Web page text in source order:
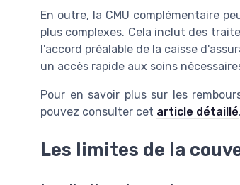
En outre, la CMU complémentaire
plus complexes. Cela inclut des
l'accord préalable de la caisse
un accès rapide aux soins
Pour en savoir plus sur les
pouvez consulter cet article détaillé.
Les limites de la